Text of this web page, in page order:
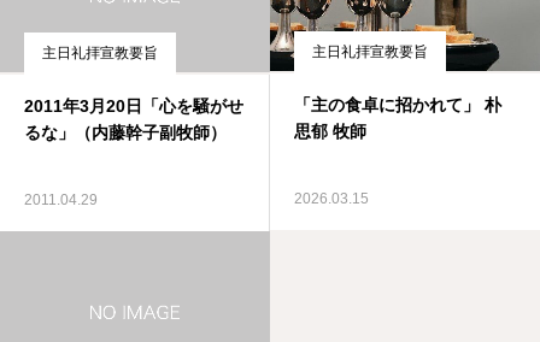
主日礼拝宣教要旨
2011年3月20日「心を騒がせ
るな」（内藤幹子副牧師）
2011.04.29
主日礼拝宣教要旨
「主の食卓に招かれて」 朴
思郁 牧師
2026.03.15